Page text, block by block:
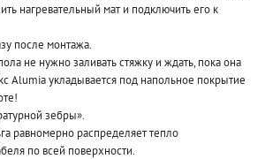
нагревательный мат и подключить его к
после монтажа.
не нужно заливать стяжку и ждать, пока она
Alumia укладывается под напольное покрытие
зебры».
равномерно распределяет тепло
по всей поверхности.